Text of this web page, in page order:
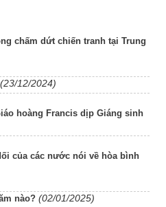
chấm dứt chiến tranh tại Trung
(23/12/2024)
hoàng Francis dịp Giáng sinh
của các nước nói về hòa bình
nào? (02/01/2025)